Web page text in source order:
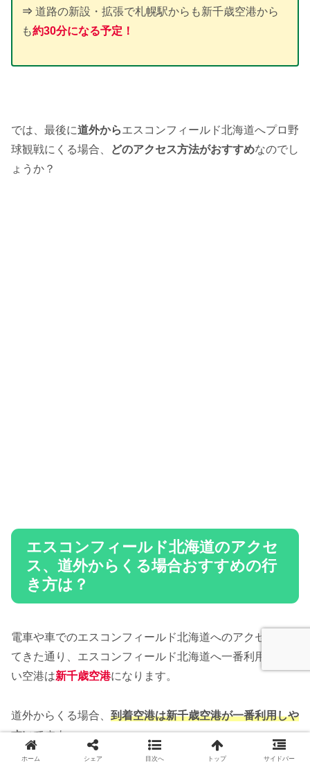
⇒ 道路の新設・拡張で札幌駅からも新千歳空港から
も約30分になる予定！
では、最後に道外からエスコンフィールド北海道へプロ野
球観戦にくる場合、
どのアクセス方法がおすすめなのでし
ょうか？
エスコンフィールド北海道のアクセ
ス、道外からくる場合おすすめの行
き方は？
電車や車でのエスコンフィールド北海道へのアクセスを見
てきた通り、エスコンフィールド北海道へ一番利用しやす
い空港は新千歳空港になります。
道外からくる場合、 到着空港は新千歳空港が一番利用しや
すいですよ。
ホーム シェア 目次へ トップ サイドバー